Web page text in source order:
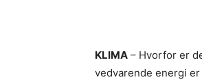
KLIMA – Hvorfor er
vedvarende energi